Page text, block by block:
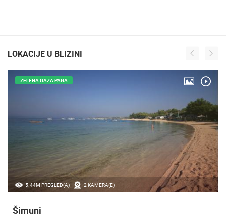
LOKACIJE U BLIZINI
5.44M PREGLED(A) 2 KAMERA(E)
ZELENA OAZA PAGA
Šimuni